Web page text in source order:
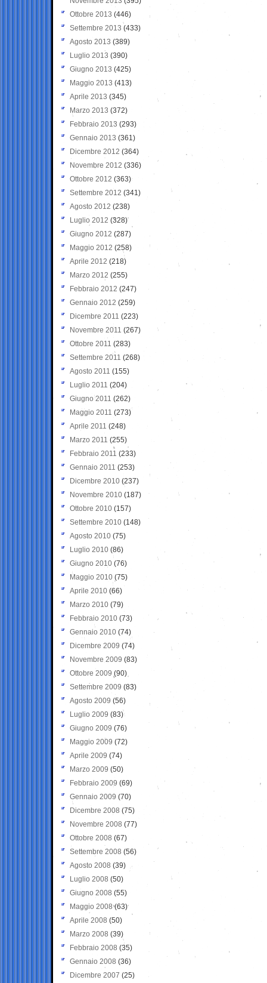
Ottobre 2013 (446)
Settembre 2013 (433)
Agosto 2013 (389)
Luglio 2013 (390)
Giugno 2013 (425)
Maggio 2013 (413)
Aprile 2013 (345)
Marzo 2013 (372)
Febbraio 2013 (293)
Gennaio 2013 (361)
Dicembre 2012 (364)
Novembre 2012 (336)
Ottobre 2012 (363)
Settembre 2012 (341)
Agosto 2012 (238)
Luglio 2012 (328)
Giugno 2012 (287)
Maggio 2012 (258)
Aprile 2012 (218)
Marzo 2012 (255)
Febbraio 2012 (247)
Gennaio 2012 (259)
Dicembre 2011 (223)
Novembre 2011 (267)
Ottobre 2011 (283)
Settembre 2011 (268)
Agosto 2011 (155)
Luglio 2011 (204)
Giugno 2011 (262)
Maggio 2011 (273)
Aprile 2011 (248)
Marzo 2011 (255)
Febbraio 2011 (233)
Gennaio 2011 (253)
Dicembre 2010 (237)
Novembre 2010 (187)
Ottobre 2010 (157)
Settembre 2010 (148)
Agosto 2010 (75)
Luglio 2010 (86)
Giugno 2010 (76)
Maggio 2010 (75)
Aprile 2010 (66)
Marzo 2010 (79)
Febbraio 2010 (73)
Gennaio 2010 (74)
Dicembre 2009 (74)
Novembre 2009 (83)
Ottobre 2009 (90)
Settembre 2009 (83)
Agosto 2009 (56)
Luglio 2009 (83)
Giugno 2009 (76)
Maggio 2009 (72)
Aprile 2009 (74)
Marzo 2009 (50)
Febbraio 2009 (69)
Gennaio 2009 (70)
Dicembre 2008 (75)
Novembre 2008 (77)
Ottobre 2008 (67)
Settembre 2008 (56)
Agosto 2008 (39)
Luglio 2008 (50)
Giugno 2008 (55)
Maggio 2008(63)
Aprile 2008 (50)
Marzo 2008 (39)
Febbraio 2008 (35)
Gennaio 2008 (36)
Dicembre 2007 (25)